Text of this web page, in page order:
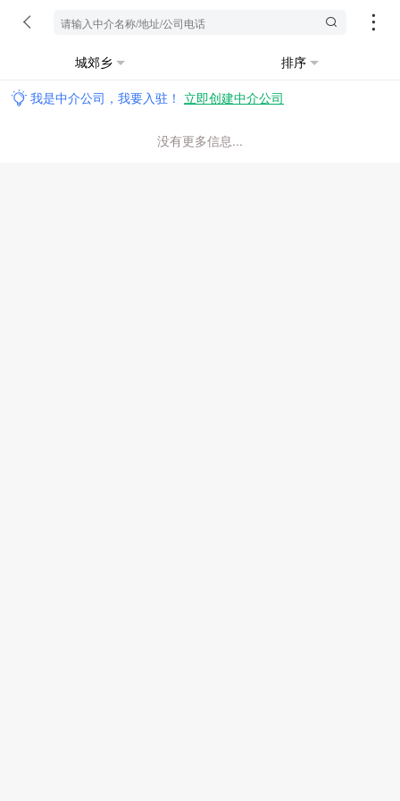
城郊乡 排序
我是中介公司，我要入驻！ 立即创建中介公司
没有更多信息...